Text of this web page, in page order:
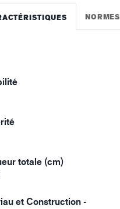
NORMES
totale (cm)
et Construction -